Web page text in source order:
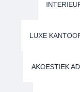
LUXE
AKOESTIEK